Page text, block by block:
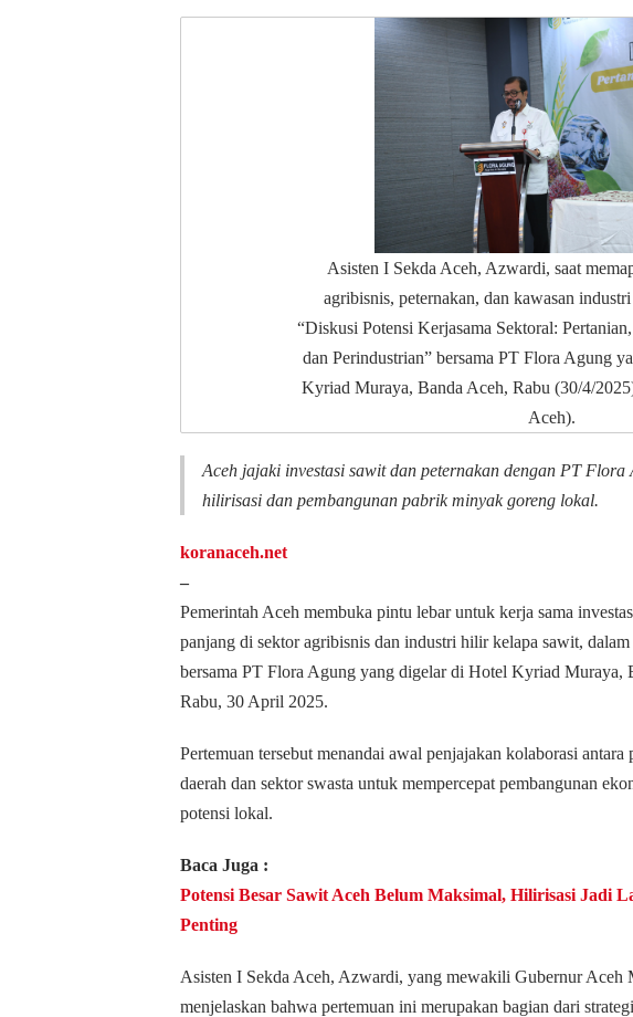
Asisten I Sekda Aceh, Azwardi, saat
agribisnis, peternakan, dan kawasan
“Diskusi Potensi Kerjasama Sektoral:
dan Perindustrian” bersama PT Flora Agung
Kyriad Muraya, Banda Aceh, Rabu (30/4/
Aceh).
Aceh jajaki investasi sawit dan peternakan dengan PT Flora
hilirisasi dan pembangunan pabrik minyak goreng lokal.
koranaceh.net
–
Pemerintah Aceh membuka pintu lebar untuk kerja sama
panjang di sektor agribisnis dan industri hilir kelapa sawit, dalam
bersama PT Flora Agung yang digelar di Hotel Kyriad Muraya,
Rabu, 30 April 2025.
Pertemuan tersebut menandai awal penjajakan kolaborasi antara
daerah dan sektor swasta untuk mempercepat pembangunan
potensi lokal.
Baca Juga :
Potensi Besar Sawit Aceh Belum Maksimal, Hilirisasi Jadi
Penting
Asisten I Sekda Aceh, Azwardi, yang mewakili Gubernur Aceh
menjelaskan bahwa pertemuan ini merupakan bagian dari